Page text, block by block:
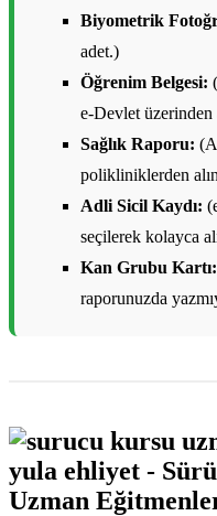
Biyometrik
adet.)
Öğrenim Belgesi:
e-Devlet üzerinden
Sağlık Raporu:
polikliniklerden
Adli Sicil Kaydı:
seçilerek kolayca
Kan Grubu Kartı:
raporunuzda